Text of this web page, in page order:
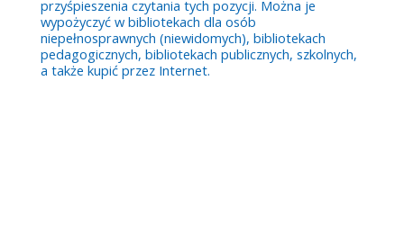
przyśpieszenia czytania tych pozycji. Można je
wypożyczyć w bibliotekach dla osób
niepełnosprawnych (niewidomych), bibliotekach
pedagogicznych, bibliotekach publicznych, szkolnych,
a także kupić przez Internet.